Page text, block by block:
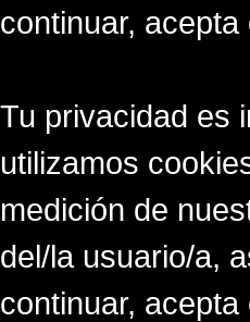
continuar,
Tu privacidad es
utilizamos
medición de
del/la usuario/a,
continuar,